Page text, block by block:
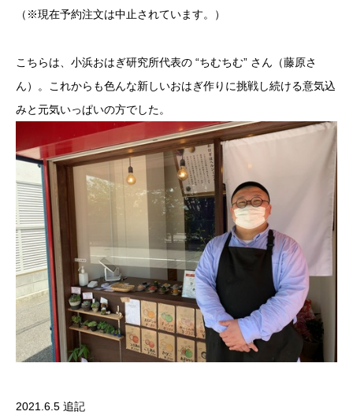
（※現在予約注文は中止されています。）
こちらは、小浜おはぎ研究所代表の “ちむちむ” さん（藤原さ
ん）。これからも色んな新しいおはぎ作りに挑戦し続ける意気込
みと元気いっぱいの方でした。
2021.6.5 追記